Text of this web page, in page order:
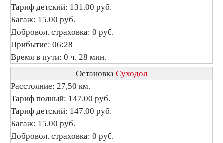
Тариф детский: 131.00 руб.
Багаж: 15.00 руб.
Добровол. страховка: 0 руб.
Прибытие: 06:28
Время в пути: 0 ч. 28 мин.
Остановка Суходол
Расстояние: 27,50 км.
Тариф полный: 147.00 руб.
Тариф детский: 147.00 руб.
Багаж: 15.00 руб.
Добровол. страховка: 0 руб.